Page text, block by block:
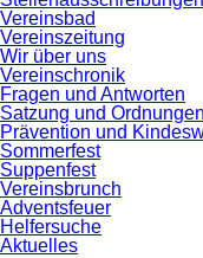
Vereinsbad
Vereinszeitung
Wir über uns
Vereinschronik
Fragen und Antworten
Satzung und Ordnungen
Prävention und
Sommerfest
Suppenfest
Vereinsbrunch
Adventsfeuer
Helfersuche
Aktuelles